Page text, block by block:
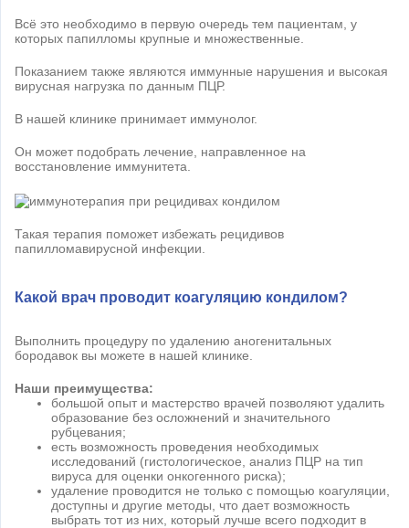
Всё это необходимо в первую очередь тем пациентам, у
которых папилломы крупные и множественные.
Показанием также являются иммунные нарушения и высокая
вирусная нагрузка по данным ПЦР.
В нашей клинике принимает иммунолог.
Он может подобрать лечение, направленное на
восстановление иммунитета.
Такая терапия поможет избежать рецидивов
папилломавирусной инфекции.
Какой врач проводит коагуляцию кондилом?
Выполнить процедуру по удалению аногенитальных
бородавок вы можете в нашей клинике.
Наши преимущества:
большой опыт и мастерство врачей позволяют удалить
образование без осложнений и значительного
рубцевания;
есть возможность проведения необходимых
исследований (гистологическое, анализ ПЦР на тип
вируса для оценки онкогенного риска);
удаление проводится не только с помощью коагуляции,
доступны и другие методы, что дает возможность
выбрать тот из них, который лучше всего подходит в